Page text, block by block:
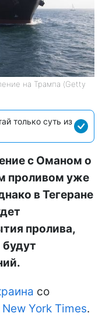
на Трампа (Getty
только суть из
с Оманом о
проливом уже
в Тегеране
пролива,
со
New York Times.